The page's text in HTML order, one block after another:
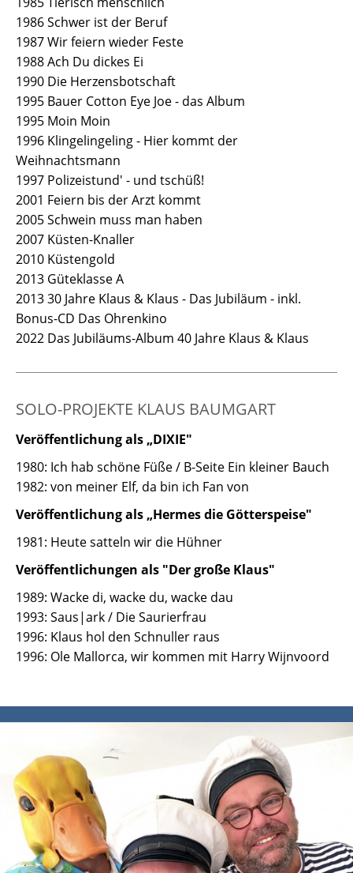
1986 Schwer ist der Beruf
1987 Wir feiern wieder Feste
1988 Ach Du dickes Ei
1990 Die Herzensbotschaft
1995 Bauer Cotton Eye Joe - das Album
1995 Moin Moin
1996 Klingelingeling - Hier kommt der
Weihnachtsmann
1997 Polizeistund' - und tschüß!
2001 Feiern bis der Arzt kommt
2005 Schwein muss man haben
2007 Küsten-Knaller
2010 Küstengold
2013 Güteklasse A
2013 30 Jahre Klaus & Klaus - Das Jubiläum - inkl.
Bonus-CD Das Ohrenkino
2022 Das Jubiläums-Album 40 Jahre Klaus & Klaus
SOLO-PROJEKTE KLAUS BAUMGART
Veröffentlichung als „DIXIE"
1980: Ich hab schöne Füße / B-Seite Ein kleiner Bauch
1982: von meiner Elf, da bin ich Fan von
Veröffentlichung als „Hermes die Götterspeise"
1981: Heute satteln wir die Hühner
Veröffentlichungen als "Der große Klaus"
1989: Wacke di, wacke du, wacke dau
1993: Saus|ark / Die Saurierfrau
1996: Klaus hol den Schnuller raus
1996: Ole Mallorca, wir kommen mit Harry Wijnvoord